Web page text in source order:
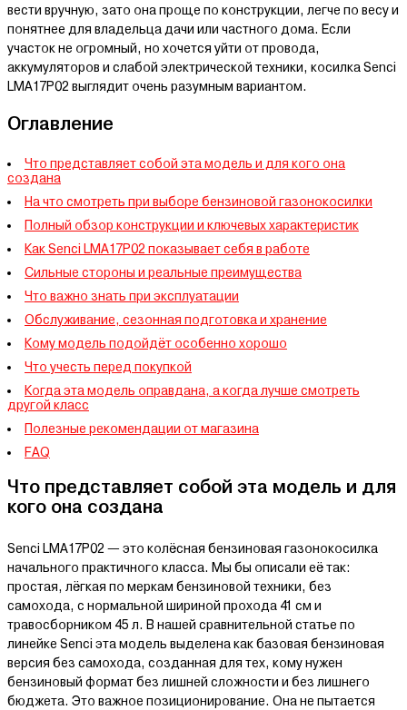
вести вручную, зато она проще по конструкции, легче по весу и
понятнее для владельца дачи или частного дома. Если
участок не огромный, но хочется уйти от провода,
аккумуляторов и слабой электрической техники, косилка Senci
LMA17P02 выглядит очень разумным вариантом.
Оглавление
Что представляет собой эта модель и для кого она
создана
На что смотреть при выборе бензиновой газонокосилки
Полный обзор конструкции и ключевых характеристик
Как Senci LMA17P02 показывает себя в работе
Сильные стороны и реальные преимущества
Что важно знать при эксплуатации
Обслуживание, сезонная подготовка и хранение
Кому модель подойдёт особенно хорошо
Что учесть перед покупкой
Когда эта модель оправдана, а когда лучше смотреть
другой класс
Полезные рекомендации от магазина
FAQ
Что представляет собой эта модель и для
кого она создана
Senci LMA17P02 — это колёсная бензиновая газонокосилка
начального практичного класса. Мы бы описали её так:
простая, лёгкая по меркам бензиновой техники, без
самохода, с нормальной шириной прохода 41 см и
травосборником 45 л. В нашей сравнительной статье по
линейке Senci эта модель выделена как базовая бензиновая
версия без самохода, созданная для тех, кому нужен
бензиновый формат без лишней сложности и без лишнего
бюджета. Это важное позиционирование. Она не пытается